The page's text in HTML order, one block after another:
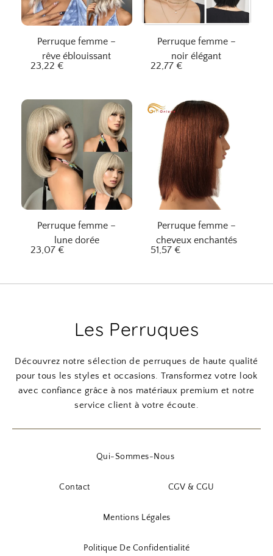
Perruque femme –
rêve éblouissant
23,22 €
Perruque femme –
noir élégant
22,77 €
Perruque femme –
lune dorée
23,07 €
Perruque femme –
cheveux enchantés
51,57 €
Les Perruques
Découvrez notre sélection de perruques de haute qualité
pour tous les styles et occasions. Transformez votre look
avec confiance grâce à nos matériaux premium et notre
service client à votre écoute.
Qui-Sommes-Nous
Contact CGV & CGU
Mentions Légales
Politique De Confidentialité